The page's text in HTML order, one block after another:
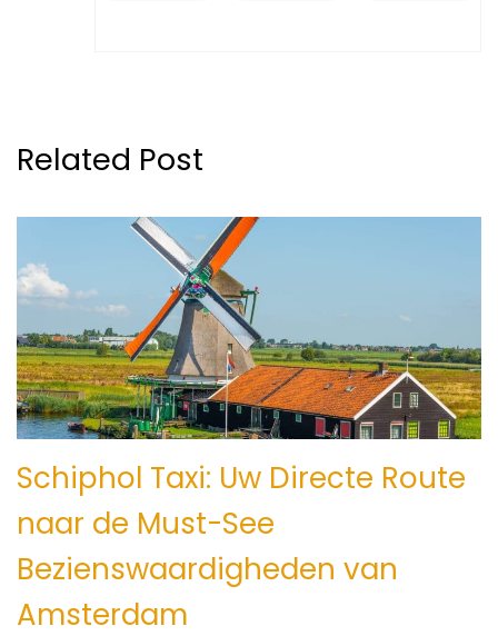
Related Post
Schiphol Taxi: Uw Directe Route
naar de Must-See
Bezienswaardigheden van
Amsterdam